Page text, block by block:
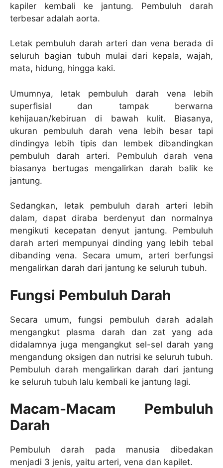
kapiler kembali ke jantung. Pembuluh darah
terbesar adalah aorta.
Letak pembuluh darah arteri dan vena berada di
seluruh bagian tubuh mulai dari kepala, wajah,
mata, hidung, hingga kaki.
Umumnya, letak pembuluh darah vena lebih
superfisial dan tampak berwarna
kehijauan/kebiruan di bawah kulit. Biasanya,
ukuran pembuluh darah vena lebih besar tapi
dindingya lebih tipis dan lembek dibandingkan
pembuluh darah arteri. Pembuluh darah vena
biasanya bertugas mengalirkan darah balik ke
jantung.
Sedangkan, letak pembuluh darah arteri lebih
dalam, dapat diraba berdenyut dan normalnya
mengikuti kecepatan denyut jantung. Pembuluh
darah arteri mempunyai dinding yang lebih tebal
dibanding vena. Secara umum, arteri berfungsi
mengalirkan darah dari jantung ke seluruh tubuh.
Fungsi Pembuluh Darah
Secara umum, fungsi pembuluh darah adalah
mengangkut plasma darah dan zat yang ada
didalamnya juga mengangkut sel-sel darah yang
mengandung oksigen dan nutrisi ke seluruh tubuh.
Pembuluh darah mengalirkan darah dari jantung
ke seluruh tubuh lalu kembali ke jantung lagi.
Macam-Macam Pembuluh
Darah
Pembuluh darah pada manusia dibedakan
menjadi 3 jenis, yaitu arteri, vena dan kapilet.